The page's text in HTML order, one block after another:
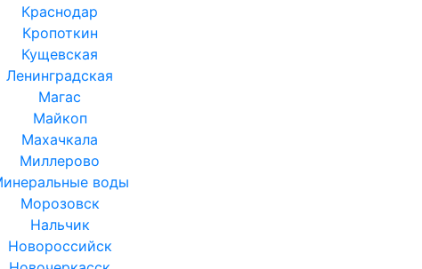
Краснодар
Кропоткин
Кущевская
Ленинградская
Магас
Майкоп
Махачкала
Миллерово
воды
Морозовск
Нальчик
Новороссийск